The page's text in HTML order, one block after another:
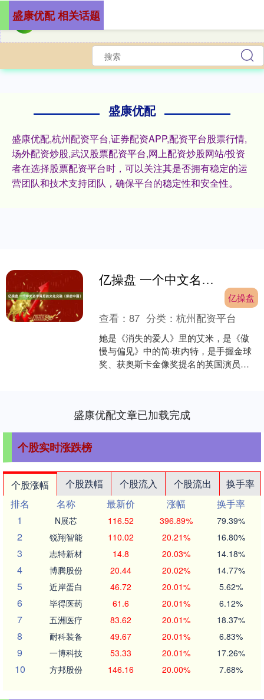
盛康优配
盛康优配,杭州配资平台,证券配资APP,配资平台股票行情,
场外配资炒股,武汉股票配资平台,网上配资炒股网站/投资
者在选择股票配资平台时，可以关注其是否拥有稳定的运
营团队和技术支持团队，确保平台的稳定性和安全性。
盛康优配 相关话题
亿操盘 一个中文名字背后的文化交融（缘启中国）
亿操盘
查看：87 分类：杭州配资平台
她是《消失的爱人》里的艾米，是《傲
慢与偏见》中的简·班内特，是手握金球
奖、获奥斯卡金像奖提名的英国演员，
盛康优配文章已加载完成
个股实时涨跌榜
个股涨幅 个股跌幅 个股流入 个股流出
换手率
排名
名称 最新价 涨幅
换手率
1
N展芯 116.52 396.89% 79.39%
2 锐翔智能 110.02 20.21% 16.80%
3 志特新材 14.8 20.03% 14.18%
4 博腾股份 20.44 20.02% 14.77%
5 近岸蛋白 46.72 20.01% 5.62%
6 毕得医药 61.6 20.01% 6.12%
7 五洲医疗 83.62 20.01% 18.37%
8 耐科装备 49.67 20.01% 6.83%
9 一博科技 53.33 20.01% 17.26%
10 方邦股份 146.16 20.00% 7.68%